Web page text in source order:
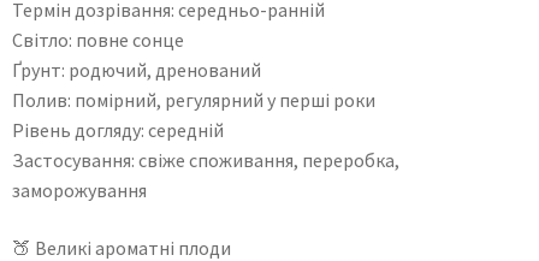
Термін дозрівання: середньо-ранній
Світло: повне сонце
Ґрунт: родючий, дренований
Полив: помірний, регулярний у перші роки
Рівень догляду: середній
Застосування: свіже споживання, переробка,
заморожування
🍑 Великі ароматні плоди